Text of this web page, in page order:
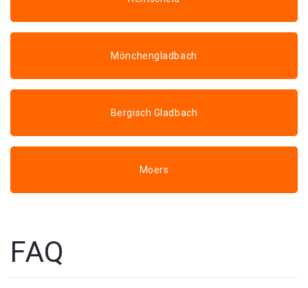
Mönchengladbach
Bergisch Gladbach
Moers
FAQ